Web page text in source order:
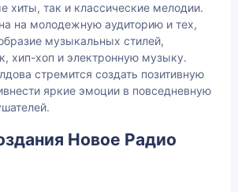
хиты, так и классические мелодии.
на молодежную аудиторию и тех,
музыкальных стилей,
хип-хоп и электронную музыку.
стремится создать позитивную
яркие эмоции в повседневную
Новое Радио